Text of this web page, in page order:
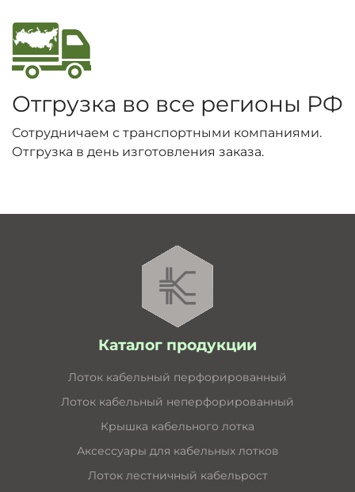
Отгрузка во все регионы РФ
Сотрудничаем с транспортными компаниями.
Отгрузка в день изготовления заказа.
Каталог продукции
Лоток кабельный перфорированный
Лоток кабельный неперфорированный
Крышка кабельного лотка
Аксессуары для кабельных лотков
Лоток лестничный кабельрост